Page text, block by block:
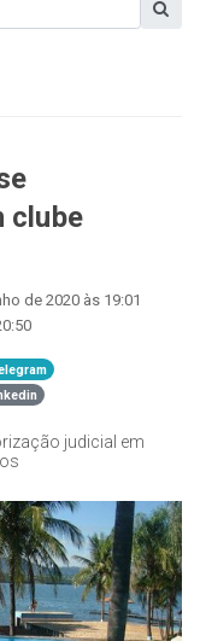
clube
de 2020 às 19:01
judicial em